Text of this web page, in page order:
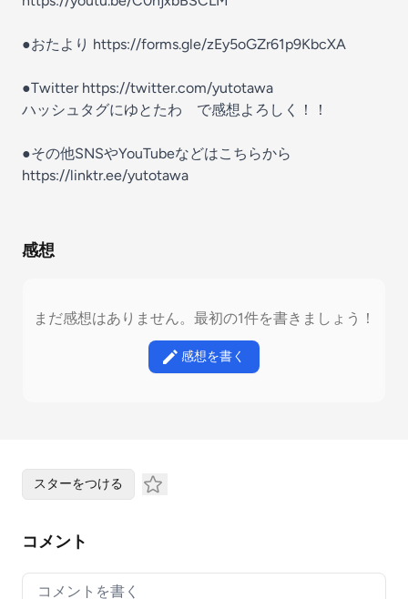
●おたより https://forms.gle/zEy5oGZr61p9KbcXA
●Twitter https://twitter.com/yutotawa
ハッシュタグにゆとたわ で感想よろしく！！
●その他SNSやYouTubeなどはこちらから
https://linktr.ee/yutotawa
感想
まだ感想はありません。最初の1件を書きましょう！
感想を書く
スターをつける
コメント
Your comment